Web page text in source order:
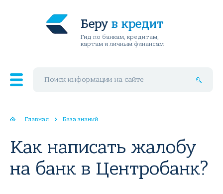
Беру в кредит
Гид по банкам, кредитам,
картам и личным финансам
Главная База знаний
Как написать жалобу
на банк в Центробанк?